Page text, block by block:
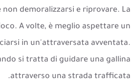
demoralizzarsi e riprovare. La
A volte, è meglio aspettare un
in un'attraversata avventata.
si tratta di guidare una gallina
attraverso una strada trafficata.